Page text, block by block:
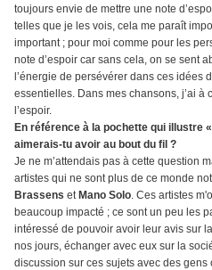
toujours envie de mettre une note
telles que je les vois, cela me paraît
important ; pour moi comme pour les
note d’espoir car sans cela, on se sent
l’énergie de persévérer dans ces idées
essentielles. Dans mes chansons, j’ai à
l’espoir.
En référence à la pochette qui illustre
aimerais-tu avoir au bout du fil ?
Je ne m’attendais pas à cette question
artistes qui ne sont plus de ce monde
Brassens et Mano Solo. Ces artistes
beaucoup impacté ; ce sont un peu les
intéressé de pouvoir avoir leur avis sur
nos jours, échanger avec eux sur la
discussion sur ces sujets avec des gens